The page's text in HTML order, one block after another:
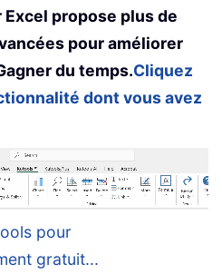
Excel propose plus de
pour améliorer
du temps.Cliquez
dont vous avez
pour
gratuit...